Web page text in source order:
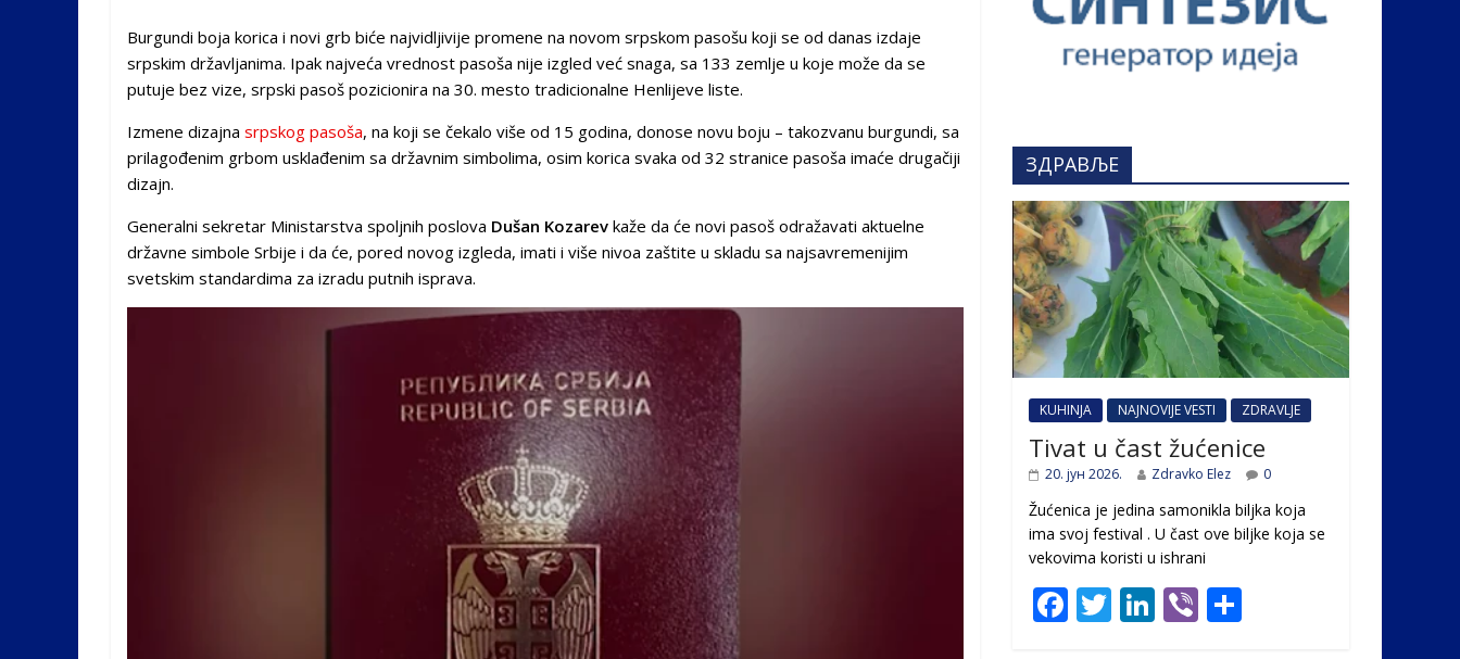
Burgundi boja korica i novi grb biće najvidljivije promene na novom srpskom pasošu koji se od danas izdaje
srpskim državljanima. Ipak najveća vrednost pasoša nije izgled već snaga, sa 133 zemlje u koje može da se
putuje bez vize, srpski pasoš pozicionira na 30. mesto tradicionalne Henlijeve liste.
Izmene dizajna srpskog pasoša, na koji se čekalo više od 15 godina, donose novu boju – takozvanu burgundi, sa
prilagođenim grbom usklađenim sa državnim simbolima, osim korica svaka od 32 stranice pasoša imaće drugačiji
dizajn.
Generalni sekretar Ministarstva spoljnih poslova Dušan Kozarev kaže da će novi pasoš odražavati aktuelne
državne simbole Srbije i da će, pored novog izgleda, imati i više nivoa zaštite u skladu sa najsavremenijim
svetskim standardima za izradu putnih isprava.
ЗДРАВЉЕ
KUHINJA NAJNOVIJE VESTI ZDRAVLJE
Tivat u čast žućenice
20. јун 2026. Zdravko Elez 0
Žućenica je jedina samonikla biljka koja
ima svoj festival . U čast ovе biljke koja se
vekovima koristi u ishrani
F T Li Vi